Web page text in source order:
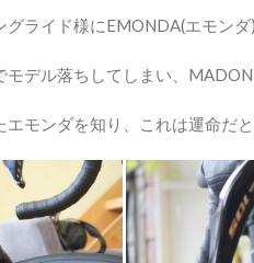
ライド様にEMONDA(エモンダ
デル落ちしてしまい、
モンダを知り、これは運命だ